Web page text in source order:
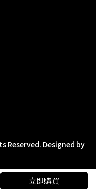
完成
立即購買
Reserved. Designed by